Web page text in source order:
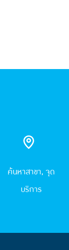
ค้นหาสาขา, จุด
บริการ